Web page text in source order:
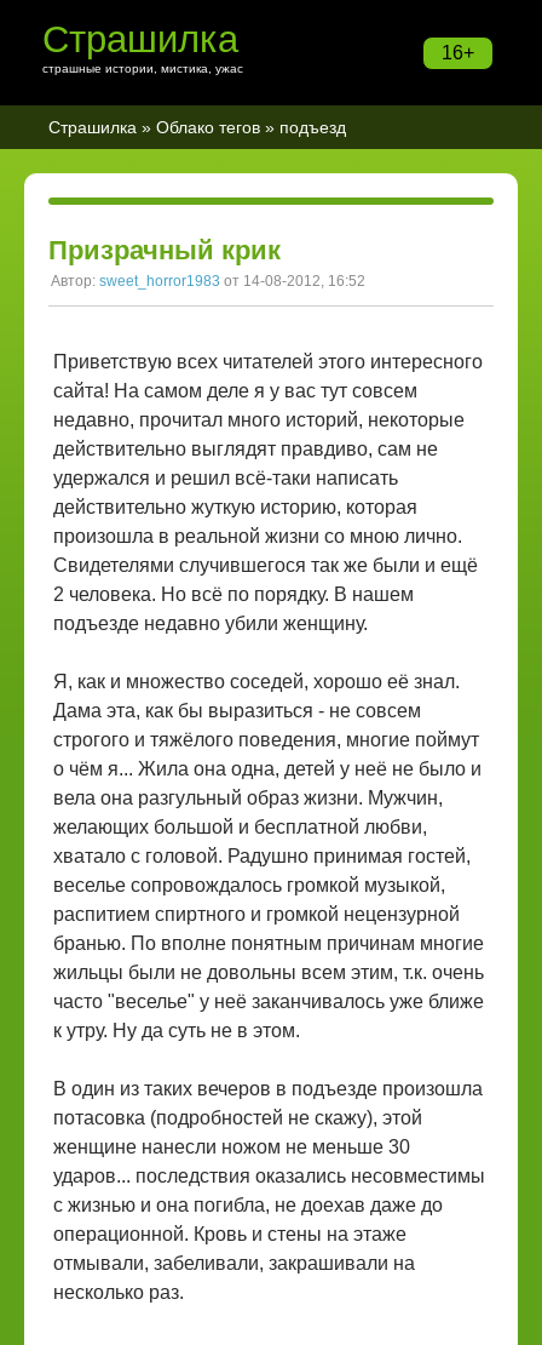
16+
Страшилка
страшные истории, мистика, ужас
Страшилка » Облако тегов » подъезд
Призрачный крик
Автор: sweet_horror1983 от 14-08-2012, 16:52
Приветствую всех читателей этого интересного
сайта! На самом деле я у вас тут совсем
недавно, прочитал много историй, некоторые
действительно выглядят правдиво, сам не
удержался и решил всё-таки написать
действительно жуткую историю, которая
произошла в реальной жизни со мною лично.
Свидетелями случившегося так же были и ещё
2 человека. Но всё по порядку. В нашем
подъезде недавно убили женщину.
Я, как и множество соседей, хорошо её знал.
Дама эта, как бы выразиться - не совсем
строгого и тяжёлого поведения, многие поймут
о чём я... Жила она одна, детей у неё не было и
вела она разгульный образ жизни. Мужчин,
желающих большой и бесплатной любви,
хватало с головой. Радушно принимая гостей,
веселье сопровождалось громкой музыкой,
распитием спиртного и громкой нецензурной
бранью. По вполне понятным причинам многие
жильцы были не довольны всем этим, т.к. очень
часто "веселье" у неё заканчивалось уже ближе
к утру. Ну да суть не в этом.
В один из таких вечеров в подъезде произошла
потасовка (подробностей не скажу), этой
женщине нанесли ножом не меньше 30
ударов... последствия оказались несовместимы
с жизнью и она погибла, не доехав даже до
операционной. Кровь и стены на этаже
отмывали, забеливали, закрашивали на
несколько раз.